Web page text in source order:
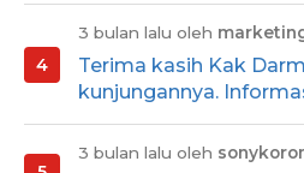
3 bulan lalu oleh
Terima kasih Kak
kunjungannya.
3 bulan lalu oleh